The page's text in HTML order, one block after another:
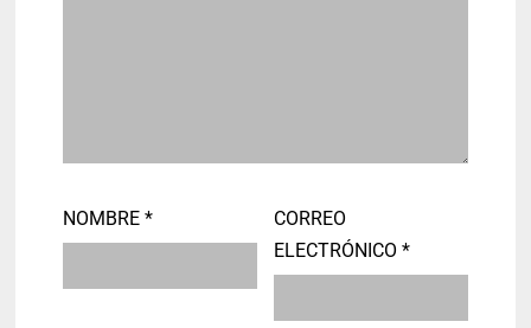
NOMBRE*
CORREO
ELECTRÓNICO *